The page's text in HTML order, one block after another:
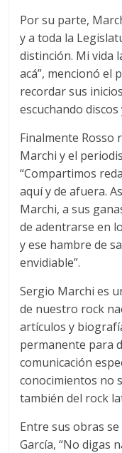
Por su parte,
y a toda la
distinción. Mi vida
acá”, mencionó el
recordar sus
escuchando
Finalmente Rosso
Marchi y el
“Compartimos
aquí y de afuera.
Marchi, a sus
de adentrarse en
y ese hambre de
envidiable”.
Sergio Marchi es
de nuestro rock
artículos y
permanente para
comunicación
conocimientos no
también del rock
Entre sus obras
García, “No digas